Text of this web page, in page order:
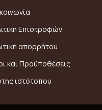
Επιστροφών
απορρήτου
και Προϋποθέσεις
ιστότοπου